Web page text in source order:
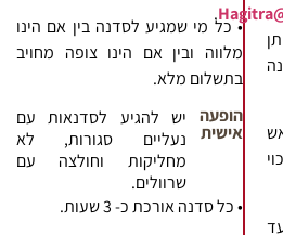
• כל מי שמגיע לסדנה בין אם הינו
מלווה ובין אם הינו צופה מחויב
בתשלום מלא.
הופעה
אישית
יש להגיע לסדנאות עם
נעליים סגורות, לא
מחליקות וחולצה עם
שרוולים.
• כל סדנה אורכת כ- 3 שעות.
.